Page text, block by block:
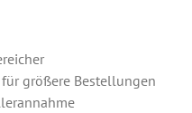
größere Bestellungen